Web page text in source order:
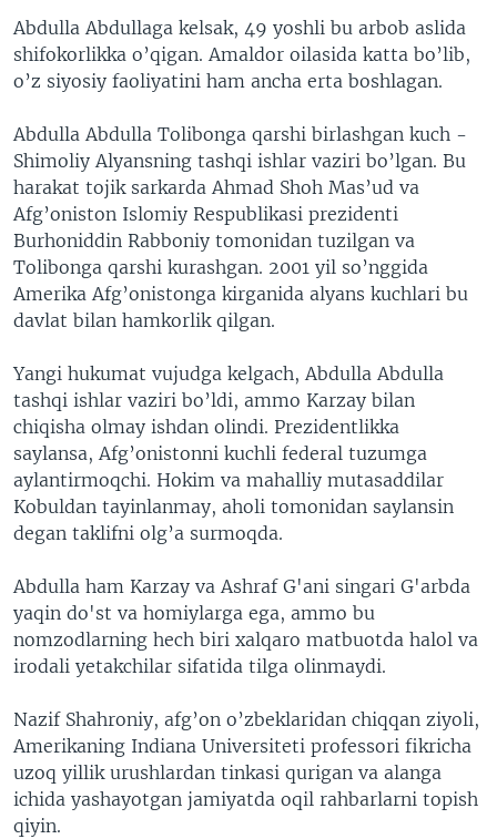
Abdulla Abdullaga kelsak, 49 yoshli bu arbob aslida
shifokorlikka o’qigan. Amaldor oilasida katta bo’lib,
o’z siyosiy faoliyatini ham ancha erta boshlagan.
Abdulla Abdulla Tolibonga qarshi birlashgan kuch -
Shimoliy Alyansning tashqi ishlar vaziri bo’lgan. Bu
harakat tojik sarkarda Ahmad Shoh Mas’ud va
Afg’oniston Islomiy Respublikasi prezidenti
Burhoniddin Rabboniy tomonidan tuzilgan va
Tolibonga qarshi kurashgan. 2001 yil so’nggida
Amerika Afg’onistonga kirganida alyans kuchlari bu
davlat bilan hamkorlik qilgan.
Yangi hukumat vujudga kelgach, Abdulla Abdulla
tashqi ishlar vaziri bo’ldi, ammo Karzay bilan
chiqisha olmay ishdan olindi. Prezidentlikka
saylansa, Afg’onistonni kuchli federal tuzumga
aylantirmoqchi. Hokim va mahalliy mutasaddilar
Kobuldan tayinlanmay, aholi tomonidan saylansin
degan taklifni olg’a surmoqda.
Abdulla ham Karzay va Ashraf G'ani singari G'arbda
yaqin do'st va homiylarga ega, ammo bu
nomzodlarning hech biri xalqaro matbuotda halol va
irodali yetakchilar sifatida tilga olinmaydi.
Nazif Shahroniy, afg’on o’zbeklaridan chiqqan ziyoli,
Amerikaning Indiana Universiteti professori fikricha
uzoq yillik urushlardan tinkasi qurigan va alanga
ichida yashayotgan jamiyatda oqil rahbarlarni topish
qiyin.